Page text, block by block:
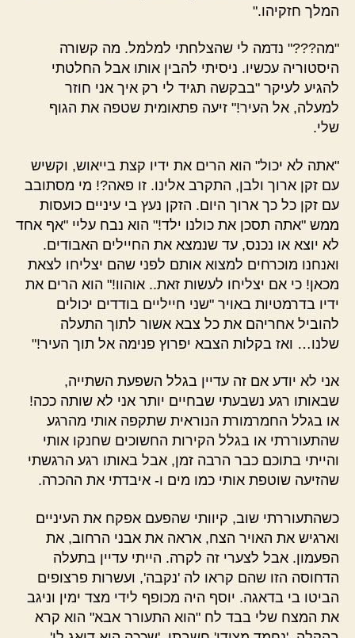
המלך חזקיהו."
"מה???" נדמה לי שהצלחתי למלמל. מה קשורה
היסטוריה עכשיו. ניסיתי להבין אותו אבל החלטתי
להגיע לעיקר "בבקשה תגיד לי רק איך אני חוזר
למעלה, אל העיר!" זיעה פתאומית שטפה את הגוף
שלי.
"אתה לא יכול" הוא הרים את ידיו קצת בייאוש, וקשיש
עם זקן ארוך ולבן, התקרב אלינו. זו פאה?! מי מסתובב
עם זקן כל כך ארוך היום. הזקן נעץ בי עיניים כועסות
ממש "אתה תסכן את כולנו ילד!" הוא נבח עליי "אף אחד
לא יוצא או נכנס, עד שנמצא את החיילים האבודים.
ואנחנו מוכרחים למצוא אותם לפני שהם יצליחו לצאת
מכאן! כי אם יצליחו לעשות זאת.. אוהוו!" הוא הרים את
ידיו בדרמטיות באויר "שני חייליים בודדים יכולים
להוביל אחריהם את כל צבא אשור לתוך התעלה
שלנו… ואז בקלות הצבא יפרוץ פנימה אל תוך העיר!"
אני לא יודע אם זה עדיין בגלל השפעת השתייה,
שבאותו רגע נשבעתי שבחיים יותר אני לא שותה ככה!
או בגלל החמרמורת הנוראית שתקפה אותי מהרגע
שהתעוררתי או בגלל הקירות החשוכים שחנקו אותי
והייתי בתוכם כבר הרבה זמן, אבל באותו רגע הרגשתי
שהזיעה שוטפת אותי כמו מים ו- איבדתי את ההכרה.
כשהתעוררתי שוב, קיוותי שהפעם אפקח את העיניים
וארגיש את האויר הצח, אראה את אבני הרחוב, את
הפעמון. אבל לצערי זה לקרה. הייתי עדיין בתעלה
הדחוסה הזו שהם קראו לה 'נקבה', ועשרות פרצופים
הביטו בי בדאגה. יוסף היה מכופף לידי מצד ימין וניגב
את המצח שלי בבד לח "הוא התעורר אבא" הוא קרא